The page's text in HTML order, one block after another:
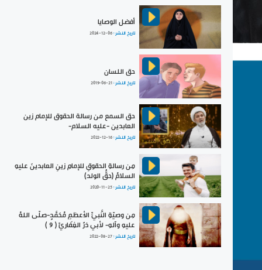
أفضل الوصايا
تاريخ النشر :2024-12-06
حق اللسان
تاريخ النشر :2019-06-21
حق السمع من رسالة الحقوق للإمام زين
العابدين -عليه السلام-
تاريخ النشر :2022-12-16
مِن رسالةِ الحقوقِ للإمامِ زينِ العابدينَ عليهِ
السلامُ (حقُّ الولد)
تاريخ النشر :2020-11-25
مِن وصيّةِ النَّبيِّ الأعظمِ مُحَمَّدٍ-صلّى اللهُ
عليهِ وآلهِ- لأبي ذرٍّ الغِفَاريِّ ( 9 )
تاريخ النشر :2022-08-27